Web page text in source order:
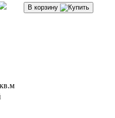
В корзину